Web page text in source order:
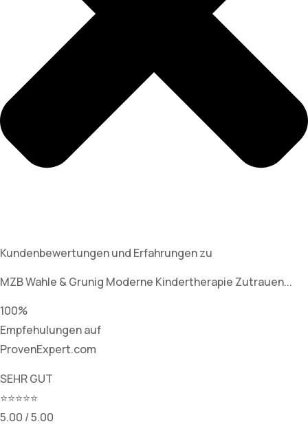
Kundenbewertungen und Erfahrungen zu
MZB Wahle & Grunig Moderne Kindertherapie Zutrauen...
100%
Empfehulungen auf
ProvenExpert.com
SEHR GUT
⭐⭐⭐⭐⭐
5.00 / 5.00